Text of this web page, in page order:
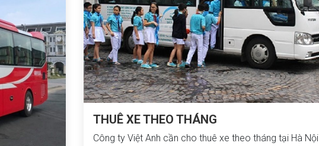
THUÊ XE THEO THÁNG
Công ty Việt Anh cần cho thuê xe theo tháng tại Hà Nội